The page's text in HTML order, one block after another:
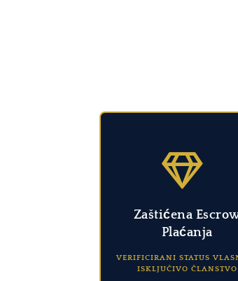
Zaštićena
Plaćanja
VERIFICIRANI STATUS
ISKLJUČIVO ČLANSTVO